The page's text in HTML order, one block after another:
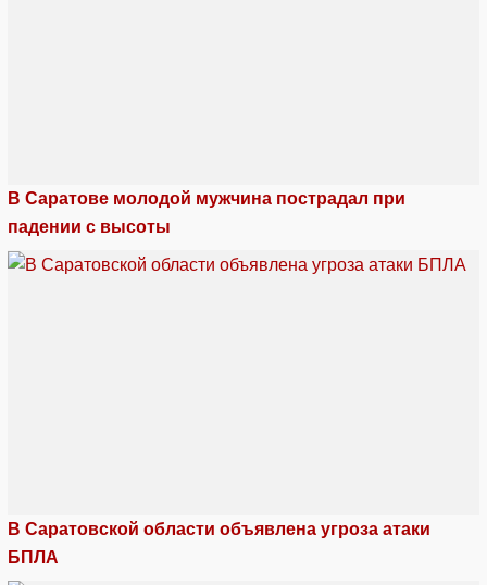
В Саратове молодой мужчина пострадал при
падении с высоты
В Саратовской области объявлена угроза атаки
БПЛА